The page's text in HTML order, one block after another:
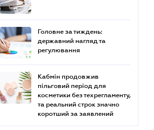
Головне за тиждень:
державний нагляд та
регулювання
Кабмін продовжив
пільговий період для
косметики без техрегламенту,
та реальний строк значно
коротший за заявлений